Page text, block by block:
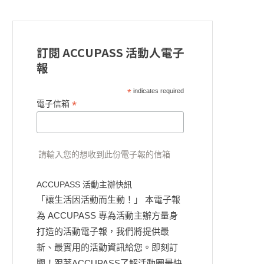
訂閱 ACCUPASS 活動人電子
報
*indicates required
電子信箱 *
請輸入您的想收到此份電子報的信箱
ACCUPASS 活動主辦快訊
「讓生活因活動而生動！」 本電子報
為 ACCUPASS 專為活動主辦方量身
打造的活動電子報，我們將提供最
新、最實用的活動資訊給您。即刻訂